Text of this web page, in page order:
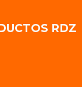
RDZ